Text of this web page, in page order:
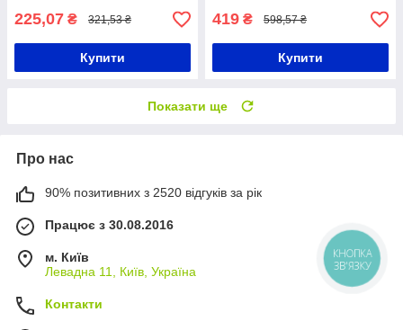
225,07 ₴ 321,53 ₴
Купити
419 ₴ 598,57 ₴
Купити
Показати ще
Про нас
90% позитивних з 2520 відгуків за рік
Працює з 30.08.2016
м. Київ
Левадна 11, Київ, Україна
Контакти
КНОПКА
ЗВ'ЯЗКУ